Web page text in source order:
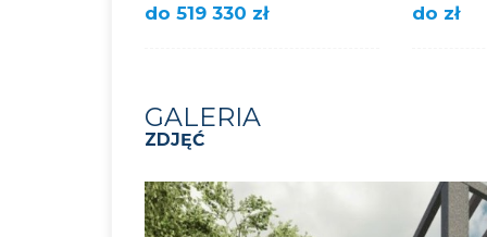
do 519 330 zł
do zł
GALERIA
ZDJĘĆ